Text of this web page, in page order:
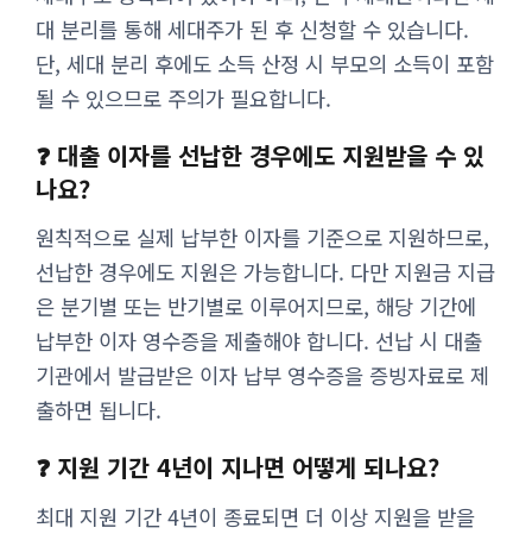
대 분리를 통해 세대주가 된 후 신청할 수 있습니다.
단, 세대 분리 후에도 소득 산정 시 부모의 소득이 포함
될 수 있으므로 주의가 필요합니다.
❓ 대출 이자를 선납한 경우에도 지원받을 수 있
나요?
원칙적으로 실제 납부한 이자를 기준으로 지원하므로,
선납한 경우에도 지원은 가능합니다. 다만 지원금 지급
은 분기별 또는 반기별로 이루어지므로, 해당 기간에
납부한 이자 영수증을 제출해야 합니다. 선납 시 대출
기관에서 발급받은 이자 납부 영수증을 증빙자료로 제
출하면 됩니다.
❓ 지원 기간 4년이 지나면 어떻게 되나요?
최대 지원 기간 4년이 종료되면 더 이상 지원을 받을